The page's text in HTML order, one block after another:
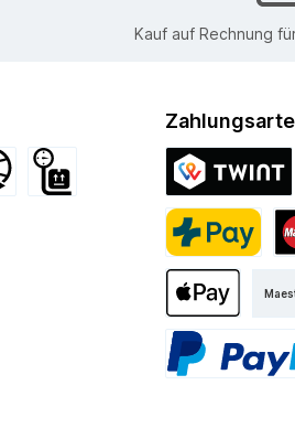
Kauf auf Rechnung
Twint
PostFinance Pay
Apple Pay